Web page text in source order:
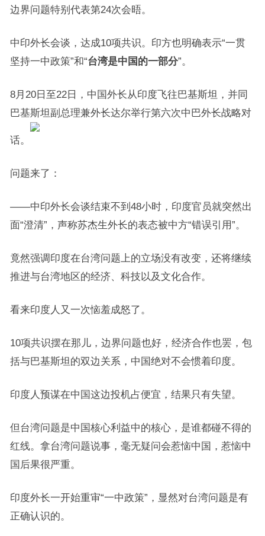
边界问题特别代表第24次会晤。
中印外长会谈，达成10项共识。印方也明确表示“一贯
坚持一中政策”和“台湾是中国的一部分”。
8月20日至22日，中国外长从印度飞往巴基斯坦，并同
巴基斯坦副总理兼外长达尔举行第六次中巴外长战略对
话。
问题来了：
——中印外长会谈结束不到48小时，印度官员就突然出
面“澄清”，声称苏杰生外长的表态被中方“错误引用”。
竟然强调印度在台湾问题上的立场没有改变，还将继续
推进与台湾地区的经济、科技以及文化合作。
看来印度人又一次恼羞成怒了。
10项共识摆在那儿，边界问题也好，经济合作也罢，包
括与巴基斯坦的双边关系，中国绝对不会惯着印度。
印度人预谋在中国这边投机占便宜，结果只有失望。
但台湾问题是中国核心利益中的核心，是谁都碰不得的
红线。拿台湾问题说事，毫无疑问会惹恼中国，惹恼中
国后果很严重。
印度外长一开始重审“一中政策”，显然对台湾问题是有
正确认识的。